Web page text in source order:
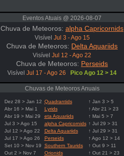
Eventos Atuais @ 2026-08-07
Chuva de Meteoros: alpha Capricornids
Visível Jul 3 - Ago 15
Chuva de Meteoros: Delta Aquariids
Visível Jul 12 - Ago 22
Chuva de Meteoros: Perseids
Visível Jul 17 - Ago 26 Pico Ago 12 > 14
Chuvas de Meteoros Anuais
Dez 28 > Jan 12 Quadrantids
↑ Jan 3 > 5
Abr 16 > Mai 1
Lyrids
↑ Abr 21 > 23
Abr 19 > Mai 29
eta Aquariids
↑ Mai 5 > 7
Jul 3 > Ago 15
alpha Capricornids ↑ Jul 29 > 31
Jul 12 > Ago 22
Delta Aquariids
↑ Jul 29 > 31
Jul 17 > Ago 26
Perseids
↑ Ago 12 > 14
Set 10 > Nov 19
Southern Taurids
↑ Out 9 > 11
Out 2 > Nov 7
Orionids
↑ Out 21 > 23